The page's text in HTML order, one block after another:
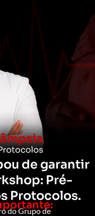
de garantir
Pré-
Protocolos.
do Grupo de